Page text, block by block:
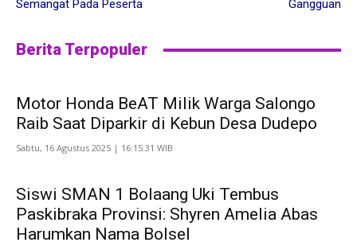
Semangat Pada Peserta Gangguan
Berita Terpopuler
Motor Honda BeAT Milik Warga Salongo
Raib Saat Diparkir di Kebun Desa Dudepo
Sabtu, 16 Agustus 2025 | 16:15:31 WIB
Siswi SMAN 1 Bolaang Uki Tembus
Paskibraka Provinsi: Shyren Amelia Abas
Harumkan Nama Bolsel